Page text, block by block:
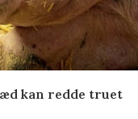
kan redde truet